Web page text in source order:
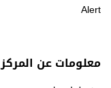
Alert
معلومات عن المركز